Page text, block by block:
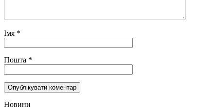
Імя *
Пошта *
Новини